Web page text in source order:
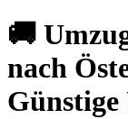
🚚
nach